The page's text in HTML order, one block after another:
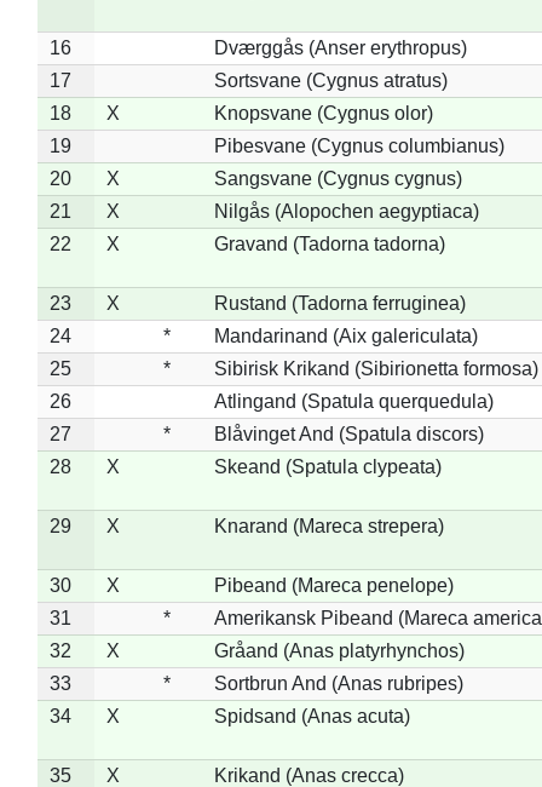
16
Dværggås (Anser erythropus)
17
Sortsvane (Cygnus atratus)
18
X
Knopsvane (Cygnus olor)
19
Pibesvane (Cygnus columbianus)
20
X
Sangsvane (Cygnus cygnus)
21
X
Nilgås (Alopochen aegyptiaca)
22
X Gravand (Tadorna tadorna)
23 X
Rustand (Tadorna ferruginea)
24
*
Mandarinand (Aix galericulata)
25
*
Sibirisk Krikand (Sibirionetta formosa)
26
Atlingand (Spatula querquedula)
27
*
Blåvinget And (Spatula discors)
28
X Skeand (Spatula clypeata)
29 X Knarand (Mareca strepera)
30 X
Pibeand (Mareca penelope)
31
*
Amerikansk Pibeand (Mareca
32
X
Gråand (Anas platyrhynchos)
33
*
Sortbrun And (Anas rubripes)
34
X Spidsand (Anas acuta)
35 X Krikand (Anas crecca)